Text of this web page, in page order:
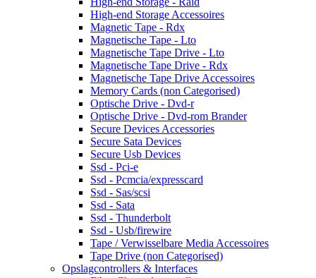
High-end Storage Accessoires
Magnetic Tape - Rdx
Magnetische Tape - Lto
Magnetische Tape Drive - Lto
Magnetische Tape Drive - Rdx
Magnetische Tape Drive Accessoires
Memory Cards (non Categorised)
Optische Drive - Dvd-r
Optische Drive - Dvd-rom Brander
Secure Devices Accessories
Secure Sata Devices
Secure Usb Devices
Ssd - Pci-e
Ssd - Pcmcia/expresscard
Ssd - Sas/scsi
Ssd - Sata
Ssd - Thunderbolt
Ssd - Usb/firewire
Tape / Verwisselbare Media Accessoires
Tape Drive (non Categorised)
Opslagcontrollers & Interfaces